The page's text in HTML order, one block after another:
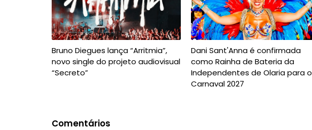
Bruno Diegues lança “Arritmia”,
novo single do projeto audiovisual
“Secreto”
Dani Sant'Anna é confirmada
como Rainha de Bateria da
Independentes de Olaria para o
Carnaval 2027
Comentários